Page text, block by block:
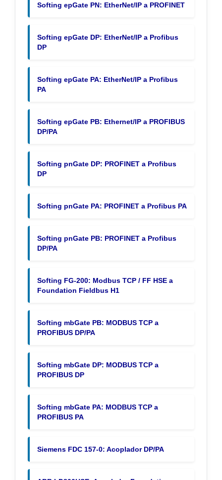
Softing epGate PN: EtherNet/IP a PROFINET
Softing epGate DP: EtherNet/IP a Profibus
DP
Softing epGate PA: EtherNet/IP a Profibus
PA
Softing epGate PB: Ethernet/IP a PROFIBUS
DP/PA
Softing pnGate DP: PROFINET a Profibus
DP
Softing pnGate PA: PROFINET a Profibus PA
Softing pnGate PB: PROFINET a Profibus
DP/PA
Softing FG-200: Modbus TCP / FF HSE a
Foundation Fieldbus H1
Softing mbGate PB: MODBUS TCP a
PROFIBUS DP/PA
Softing mbGate DP: MODBUS TCP a
PROFIBUS DP
Softing mbGate PA: MODBUS TCP a
PROFIBUS PA
Siemens FDC 157-0: Acoplador DP/PA